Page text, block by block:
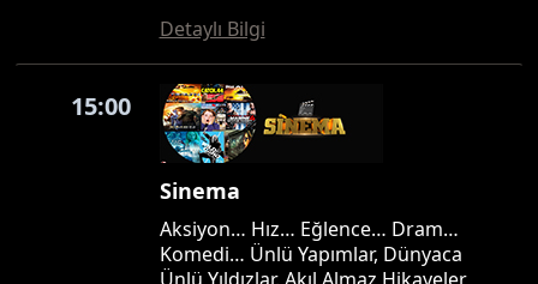
Detaylı Bilgi
15:00
Sinema
Aksiyon… Hız… Eğlence… Dram…
Komedi… Ünlü Yapımlar, Dünyaca